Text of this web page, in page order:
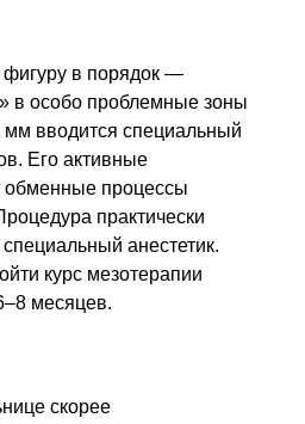
фигуру в порядок —
в особо проблемные зоны
мм вводится специальный
Его активные
обменные процессы
практически
анестетик.
курс мезотерапии
месяцев.
скорее